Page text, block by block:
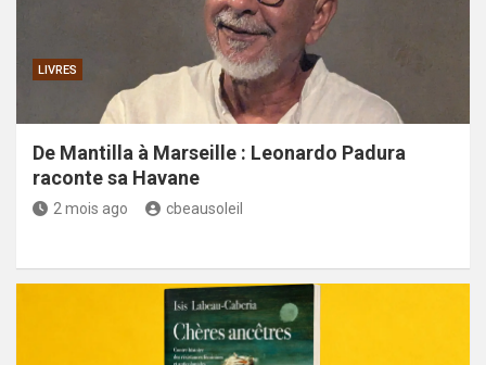
LIVRES
De Mantilla à Marseille : Leonardo Padura
raconte sa Havane
2 mois ago cbeausoleil